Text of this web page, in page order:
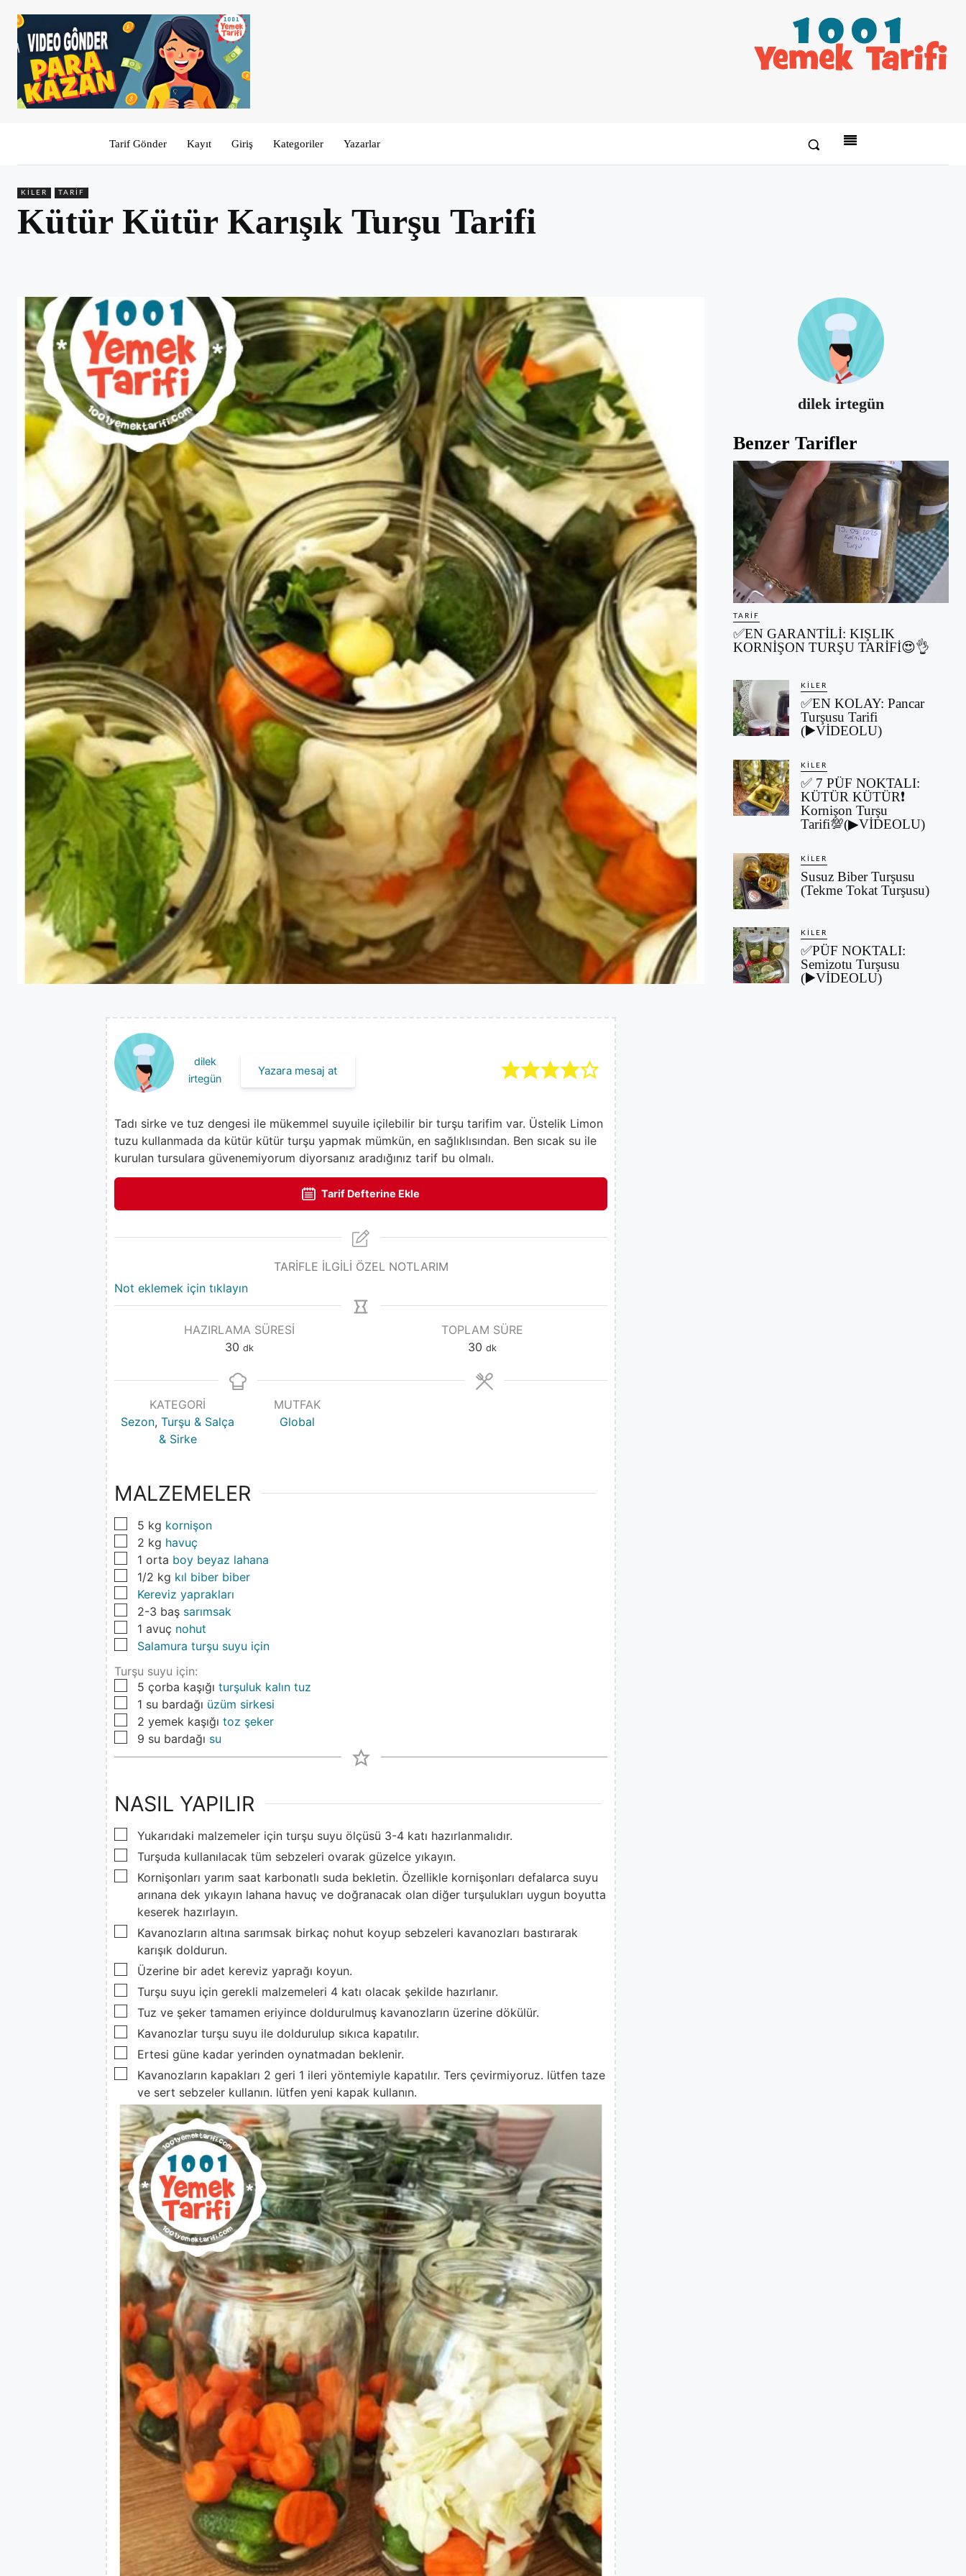
Tarif Gönder Kayıt Giriş Kategoriler Yazarlar
KILER TARIF
Kütür Kütür Karışık Turşu Tarifi
dilek
irtegün
Yazara mesaj at
Tadı sirke ve tuz dengesi ile mükemmel suyuile içilebilir bir turşu tarifim var. Üstelik Limon
tuzu kullanmada da kütür kütür turşu yapmak mümkün, en sağlıklısından. Ben sıcak su ile
kurulan tursulara güvenemiyorum diyorsanız aradığınız tarif bu olmalı.
Tarif Defterine Ekle
TARİFLE İLGİLİ ÖZEL NOTLARIM
Not eklemek için tıklayın
HAZIRLAMA SÜRESI
30 dk
TOPLAM SÜRE
30 dk
KATEGORI
Sezon,Turşu & Salça
& Sirke
MUTFAK
Global
MALZEMELER
▢
5 kg kornişon
▢
2 kg havuç
▢
1 orta boy beyaz lahana
▢
1/2 kg kıl biber biber
▢
Kereviz yaprakları
▢
2-3 baş sarımsak
▢
1 avuç nohut
▢
Salamura turşu suyu için
Turşu suyu için:
▢
5 çorba kaşığı turşuluk kalın tuz
▢
1 su bardağı üzüm sirkesi
▢
2 yemek kaşığı toz şeker
▢
9 su bardağı su
NASIL YAPILIR
▢
Yukarıdaki malzemeler için turşu suyu ölçüsü 3-4 katı hazırlanmalıdır.
▢
Turşuda kullanılacak tüm sebzeleri ovarak güzelce yıkayın.
▢
Kornişonları yarım saat karbonatlı suda bekletin. Özellikle kornişonları defalarca suyu
arınana dek yıkayın lahana havuç ve doğranacak olan diğer turşulukları uygun boyutta
keserek hazırlayın.
▢
Kavanozların altına sarımsak birkaç nohut koyup sebzeleri kavanozları bastırarak
karışık doldurun.
▢
Üzerine bir adet kereviz yaprağı koyun.
▢
Turşu suyu için gerekli malzemeleri 4 katı olacak şekilde hazırlanır.
▢
Tuz ve şeker tamamen eriyince doldurulmuş kavanozların üzerine dökülür.
▢
Kavanozlar turşu suyu ile doldurulup sıkıca kapatılır.
▢
Ertesi güne kadar yerinden oynatmadan beklenir.
▢
Kavanozların kapakları 2 geri 1 ileri yöntemiyle kapatılır. Ters çevirmiyoruz. lütfen taze
ve sert sebzeler kullanın. lütfen yeni kapak kullanın.
dilek irtegün
Benzer Tarifler
TARIF
✅EN GARANTİLİ: KIŞLIK
KORNİŞON TURŞU TARİFİ😍👌
KILER
✅EN KOLAY: Pancar
Turşusu Tarifi
(▶️VİDEOLU)
KILER
✅ 7 PÜF NOKTALI:
KÜTÜR KÜTÜR❗
Kornişon Turşu
Tarifi💯(▶VİDEOLU)
KILER
Susuz Biber Turşusu
(Tekme Tokat Turşusu)
KILER
✅PÜF NOKTALI:
Semizotu Turşusu
(▶️VİDEOLU)